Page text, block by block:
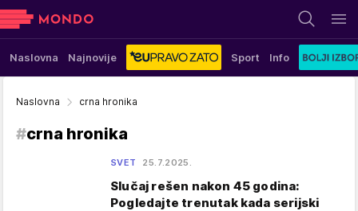
Naslovna Najnovije Sport Info
Naslovna crna hronika
#crna hronika
SVET 25.7.2025.
Slučaj rešen nakon 45 godina:
Pogledajte trenutak kada serijski